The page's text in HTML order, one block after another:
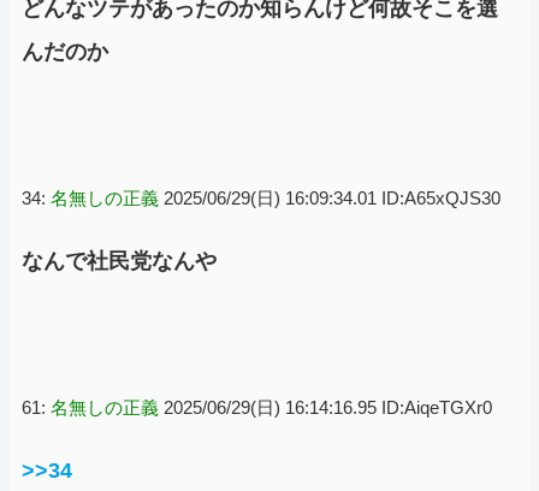
どんなツテがあったのか知らんけど何故そこを選
んだのか
34: 名無しの正義 2025/06/29(日) 16:09:34.01 ID:A65xQJS30
なんで社民党なんや
61: 名無しの正義 2025/06/29(日) 16:14:16.95 ID:AiqeTGXr0
>>34